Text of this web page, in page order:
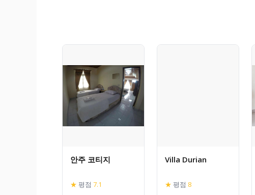
안주 코티지
★ 평점 7.1
Villa Durian
★ 평점 8